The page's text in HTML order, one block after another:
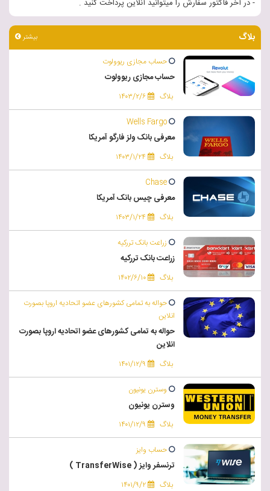
- در آخر فاکتور سفارش را میتوانید آنلاین پرداخت کنید .
بلاگ بیشتر
حساب مجازی ریوولوت
حساب مجازی ریوولوت
بلاگ ۱۴۰۳/۲/۶
Wells Fargo
معرفی بانک ولز فارگو آمریکا
بلاگ ۱۴۰۳/۱/۲۴
Chase
معرفی چیس بانک آمریکا
بلاگ ۱۴۰۳/۱/۲۴
زراعت بانک تررکیه
زراعت بانک تررکیه
بلاگ ۱۴۰۲/۶/۱۰
حواله به تمامی کشورهای عضو اتحادیه اروپا بصورت
انلاین
حواله به تمامی کشورهای عضو اتحادیه اروپا بصورت
انلاین
بلاگ ۱۴۰۱/۱۲/۹
وسترن یونیون
وسترن یونیون
بلاگ ۱۴۰۱/۱۲/۹
حساب وایز
ترنسفر وایز ( TransferWise )
بلاگ ۱۴۰۱/۹/۲